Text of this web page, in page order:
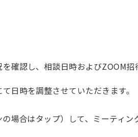
確認し、相談日時およびZOOM
日時を調整させていただきます。
場合はタップ）して、ミーティン